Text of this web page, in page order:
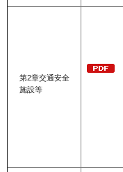
第2章交通安全
施設等